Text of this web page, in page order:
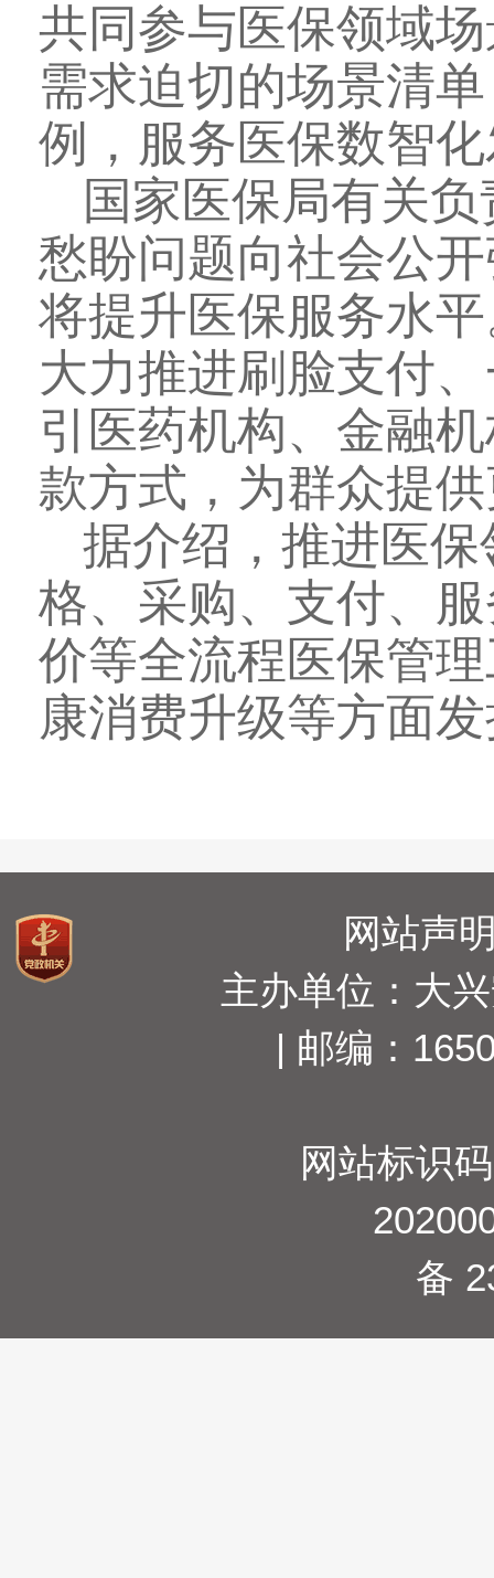
共同参与医保领域
需求迫切的场景清
例，服务医保数智
国家医保局有关
愁盼问题向社会公
将提升医保服务水
大力推进刷脸支付
引医药机构、金融
款方式，为群众提
据介绍，推进医
格、采购、支付、
价等全流程医保管
康消费升级等方面
网站声
主办单位：大
| 邮编：
网站标识
备